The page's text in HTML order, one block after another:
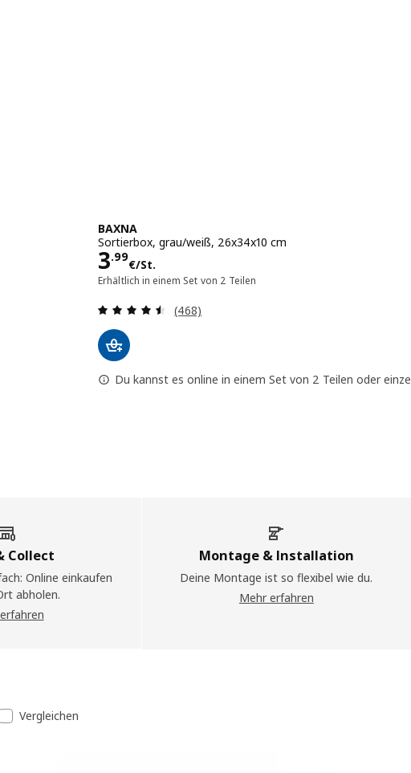
BAXNA
Sortierbox, grau/weiß, 26x34x10 cm
3.99
€/St.
Preis 3.99€/St.
Erhältlich in einem Set von 2 Teilen
Bewertungen: 4.5 von 5 Sternen.
(468)
Du kannst es online in einem Set von 2 Teilen oder
Collect
Online einkaufen
abholen.
Montage & Installation
Deine Montage ist so flexibel wie du.
Mehr erfahren
Vergleichen